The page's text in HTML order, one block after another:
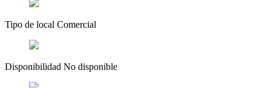
Tipo de local Comercial
Disponibilidad No disponible